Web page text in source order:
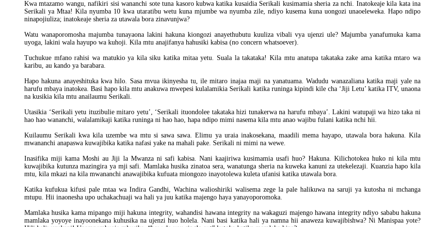
Kwa mtazamo wangu, nafikiri sisi wananchi sote tuna kasoro kubwa katika kusaidia Serikali kusimamia sheria za nchi. Inatokeaje kila kata ina
Serikali ya Mtaa! Kila nyumba 10 kwa utaratibu wetu kuna mjumbe wa nyumba zile, ndiyo kusema kuna uongozi unaoeleweka. Hapo ndipo
ninapojiuliza; inatokeaje sheria za utawala bora zinavunjwa?
Watu wanaporomosha majumba tunayaona lakini hakuna kiongozi anayethubutu kuuliza vibali vya ujenzi ule? Majumba yanafumuka kama
uyoga, lakini wala hayupo wa kuhoji. Kila mtu anajifanya hahusiki kabisa (no concern whatsoever).
Tuchukue mfano rahisi wa matukio ya kila siku katika mitaa yetu. Suala la takataka! Kila mtu anatupa takataka zake ama katika mtaro wa
karibu, au kando ya barabara.
Hapo hakuna anayeshituka kwa hilo. Sasa mvua ikinyesha tu, ile mitaro inajaa maji na yanatuama. Wadudu wanazaliana katika maji yale na
harufu mbaya inatokea. Basi hapo kila mtu anakuwa mwepesi kulalamikia Serikali katika runinga kipindi kile cha ‘Jiji Letu’ katika ITV, unaona
na kusikia kila mtu anailaumu Serikali.
Utasikia ‘Serikali yetu ituzibulie mitaro yetu’, ‘Serikali ituondolee takataka hizi tunakerwa na harufu mbaya’. Lakini watupaji wa hizo taka ni
hao hao wananchi, walalamikaji katika runinga ni hao hao, hapa ndipo mimi nasema kila mtu anao wajibu fulani katika nchi hii.
Kuilaumu Serikali kwa kila uzembe wa mtu si sawa sawa. Elimu ya uraia inakosekana, maadili mema hayapo, utawala bora hakuna. Kila
mwananchi anapaswa kuwajibika katika nafasi yake na mahali pake. Serikali ni mimi na wewe.
Inasifika miji kama Moshi au Jiji la Mwanza ni safi kabisa. Nani kaajiriwa kusimamia usafi huo? Hakuna. Kilichotokea huko ni kila mtu
kuwajibika kutunza mazingira ya mji safi. Mamlaka husika zinatoa sera, wanatunga sheria na kuweka kanuni za utekelezaji. Kuanzia hapo kila
mtu, kila mkazi na kila mwananchi anawajibika kufuata miongozo inayotolewa kuleta ufanisi katika utawala bora.
Katika kufukua kifusi pale mtaa wa Indira Gandhi, Wachina walioshiriki walisema zege la pale halikuwa na saruji ya kutosha ni mchanga
mtupu. Hii inaonesha upo uchakachuaji wa hali ya juu katika majengo haya yanayoporomoka.
Mamlaka husika kama mipango miji hakuna integrity, wahandisi hawana integrity na wakaguzi majengo hawana integrity ndiyo sababu hakuna
mamlaka yoyoye inayoonekana kuhusika na ujenzi huo holela. Nani basi katika hali ya namna hii anaweza kuwajibishwa? Ni Manispaa yote?